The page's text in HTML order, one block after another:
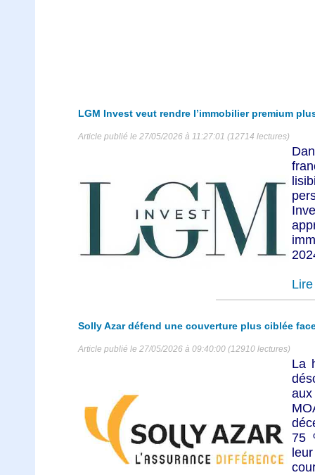
LGM Invest veut rendre l’immobilier premium
Article publié le 27/05/2026 à 11:27:01 (12714 lectures)
Solly Azar défend une couverture plus ciblée
Article publié le 27/05/2026 à 09:40:00 (12910 lectures)
La
75